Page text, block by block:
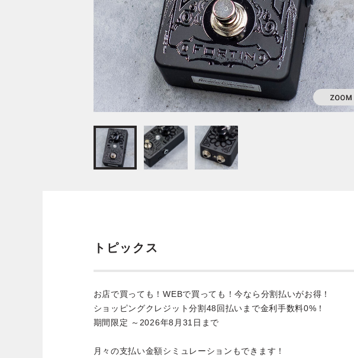
トピックス
お店で買っても！WEBで買っても！今なら分割払いがお得！
ショッピングクレジット分割48回払いまで金利手数料0%！
期間限定 ～2026年8月31日まで
月々の支払い金額シミュレーションもできます！